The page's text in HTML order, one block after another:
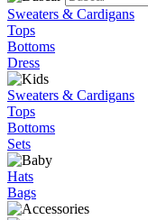
Sweaters & Cardigans
Tops
Bottoms
Dress
Sweaters & Cardigans
Tops
Bottoms
Sets
Hats
Bags